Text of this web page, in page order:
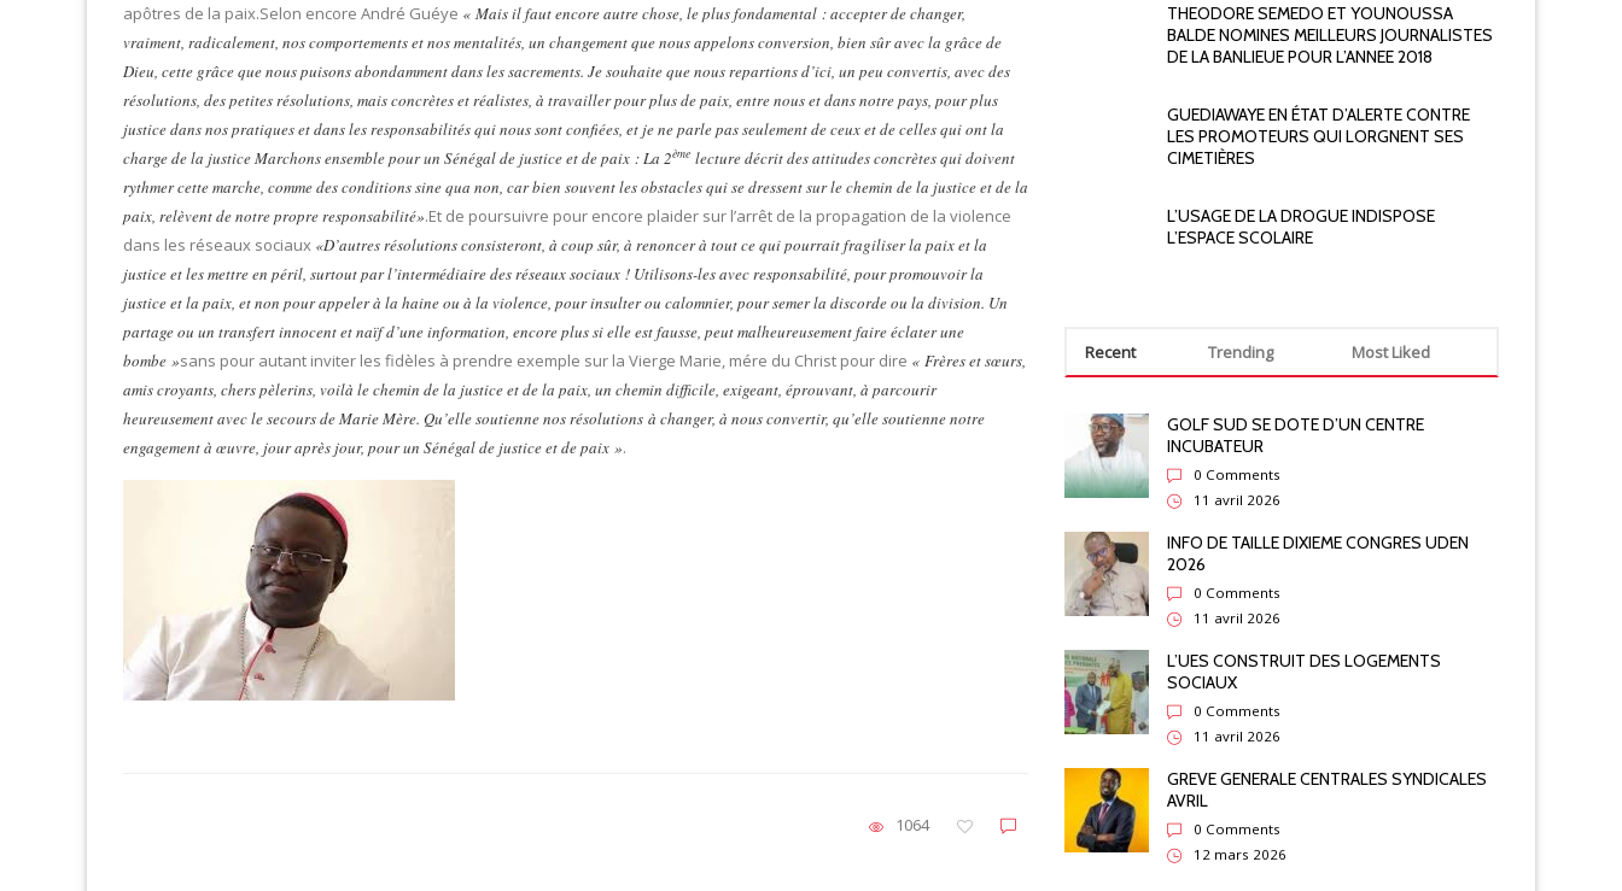
apôtres de la paix.Selon encore André Guéye « Mais il faut encore autre chose, le plus fondamental : accepter de changer,
vraiment, radicalement, nos comportements et nos mentalités, un changement que nous appelons conversion, bien sûr avec la grâce de
Dieu, cette grâce que nous puisons abondamment dans les sacrements. Je souhaite que nous repartions d’ici, un peu convertis, avec des
résolutions, des petites résolutions, mais concrètes et réalistes, à travailler pour plus de paix, entre nous et dans notre pays, pour plus
justice dans nos pratiques et dans les responsabilités qui nous sont confiées, et je ne parle pas seulement de ceux et de celles qui ont la
charge de la justice Marchons ensemble pour un Sénégal de justice et de paix : La 2ème lecture décrit des attitudes concrètes qui doivent
rythmer cette marche, comme des conditions sine qua non, car bien souvent les obstacles qui se dressent sur le chemin de la justice et de la
paix, relèvent de notre propre responsabilité».Et de poursuivre pour encore plaider sur l’arrêt de la propagation de la violence
dans les réseaux sociaux «D’autres résolutions consisteront, à coup sûr, à renoncer à tout ce qui pourrait fragiliser la paix et la
justice et les mettre en péril, surtout par l’intermédiaire des réseaux sociaux ! Utilisons-les avec responsabilité, pour promouvoir la
justice et la paix, et non pour appeler à la haine ou à la violence, pour insulter ou calomnier, pour semer la discorde ou la division. Un
partage ou un transfert innocent et naïf d’une information, encore plus si elle est fausse, peut malheureusement faire éclater une
bombe »sans pour autant inviter les fidèles à prendre exemple sur la Vierge Marie, mére du Christ pour dire « Frères et sœurs,
amis croyants, chers pèlerins, voilà le chemin de la justice et de la paix, un chemin difficile, exigeant, éprouvant, à parcourir
heureusement avec le secours de Marie Mère. Qu’elle soutienne nos résolutions à changer, à nous convertir, qu’elle soutienne notre
engagement à œuvre, jour après jour, pour un Sénégal de justice et de paix ».
1064
THEODORE SEMEDO ET YOUNOUSSA
BALDE NOMINES MEILLEURS JOURNALISTES
DE LA BANLIEUE POUR L’ANNEE 2018
GUEDIAWAYE EN ÉTAT D’ALERTE CONTRE
LES PROMOTEURS QUI LORGNENT SES
CIMETIÈRES
L’USAGE DE LA DROGUE INDISPOSE
L’ESPACE SCOLAIRE
Recent Trending Most Liked
GOLF SUD SE DOTE D’UN CENTRE
INCUBATEUR
0 Comments
11 avril 2026
INFO DE TAILLE DIXIEME CONGRES UDEN
2026
0 Comments
11 avril 2026
L’UES CONSTRUIT DES LOGEMENTS
SOCIAUX
0 Comments
11 avril 2026
GREVE GENERALE CENTRALES SYNDICALES
AVRIL
0 Comments
12 mars 2026